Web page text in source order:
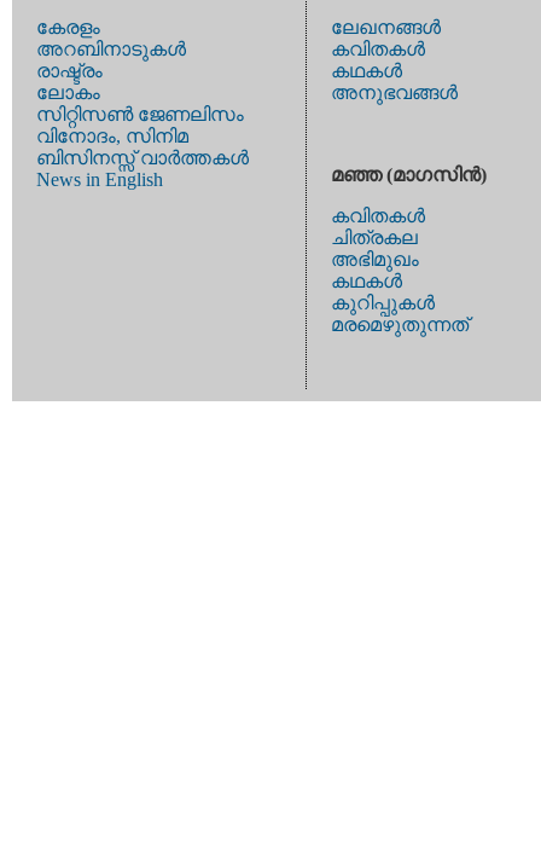
കേരളം
അറബിനാടുകള്‍
രാഷ്ട്രം
ലോകം
സിറ്റിസണ്‍ ജേണലിസം
വിനോദം, സിനിമ
ബിസിനസ്സ് വാര്‍ത്തകള്‍
News in English
ലേഖനങ്ങള്‍
കവിതകള്‍
കഥകള്‍
അനുഭവങ്ങള്‍
മഞ്ഞ (മാഗസിന്‍)
കവിതകള്‍
ചിത്രകല
അഭിമുഖം
കഥകള്‍
കുറിപ്പുകള്‍
മരമെഴുതുന്നത്